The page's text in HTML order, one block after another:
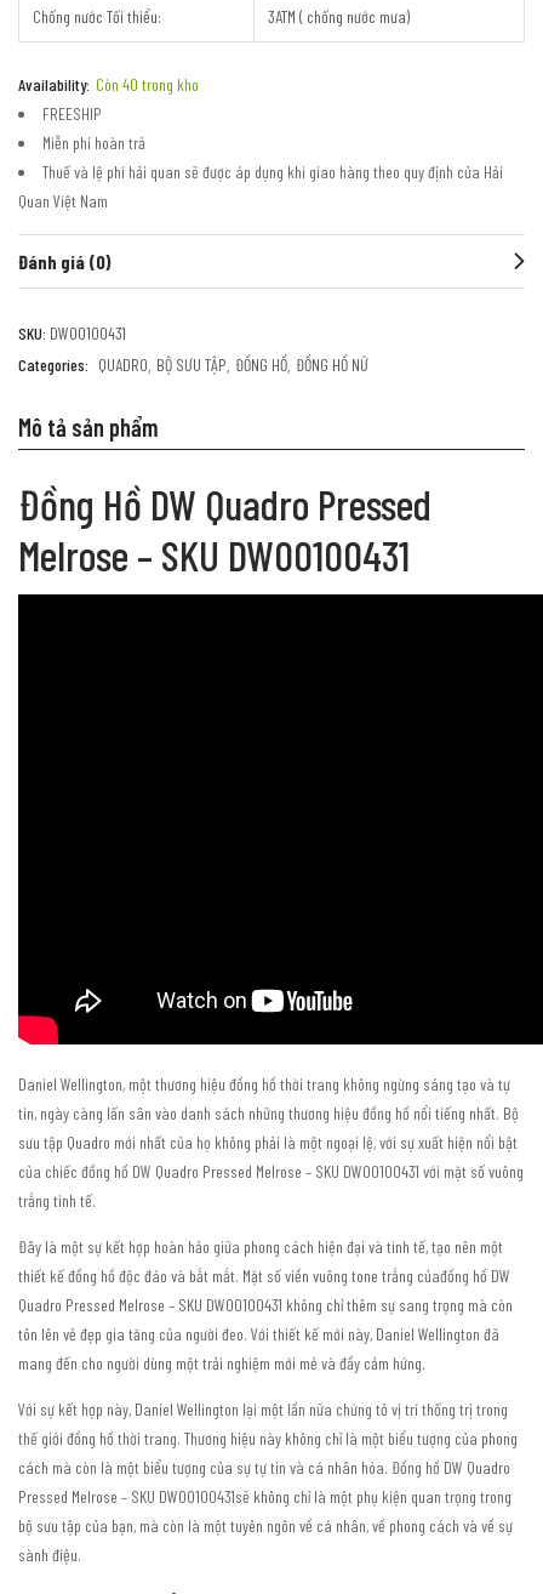
Chống nước Tối thiểu: 3ATM ( chống nước mưa)
Availability: Còn 40 trong kho
FREESHIP
Miễn phí hoàn trả
Thuế và lệ phí hải quan sẽ được áp dụng khi giao hàng theo quy định của Hải
Quan Việt Nam
Đánh giá (0)
SKU: DW00100431
Categories: QUADRO BỘ SƯU TẬP ĐỒNG HỒ ĐỒNG HỒ NỮ
Mô tả sản phẩm
Đồng Hồ DW Quadro Pressed
Melrose – SKU DW00100431
Daniel Wellington, một thương hiệu đồng hồ thời trang không ngừng sáng tạo và tự
tin, ngày càng lấn sân vào danh sách những thương hiệu đồng hồ nổi tiếng nhất. Bộ
sưu tập Quadro mới nhất của họ không phải là một ngoại lệ, với sự xuất hiện nổi bật
của chiếc đồng hồ DW Quadro Pressed Melrose – SKU DW00100431 với mặt số vuông
trắng tinh tế.
Đây là một sự kết hợp hoàn hảo giữa phong cách hiện đại và tinh tế, tạo nên một
thiết kế đồng hồ độc đáo và bắt mắt. Mặt số viền vuông tone trắng củađồng hồ DW
Quadro Pressed Melrose – SKU DW00100431 không chỉ thêm sự sang trọng mà còn
tôn lên vẻ đẹp gia tăng của người đeo. Với thiết kế mới này, Daniel Wellington đã
mang đến cho người dùng một trải nghiệm mới mẻ và đầy cảm hứng.
Với sự kết hợp này, Daniel Wellington lại một lần nữa chứng tỏ vị trí thống trị trong
thế giới đồng hồ thời trang. Thương hiệu này không chỉ là một biểu tượng của phong
cách mà còn là một biểu tượng của sự tự tin và cá nhân hóa. Đồng hồ DW Quadro
Pressed Melrose – SKU DW00100431sẽ không chỉ là một phụ kiện quan trọng trong
bộ sưu tập của bạn, mà còn là một tuyên ngôn về cá nhân, về phong cách và về sự
sành điệu.